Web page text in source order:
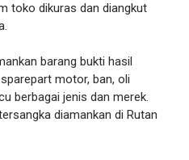
toko dikuras dan diangkut
barang bukti hasil
motor, ban, oli
berbagai jenis dan merek.
diamankan di Rutan